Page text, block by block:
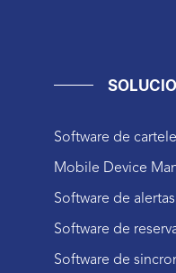
Software de
Mobile Device
Software de
Software de
Software de